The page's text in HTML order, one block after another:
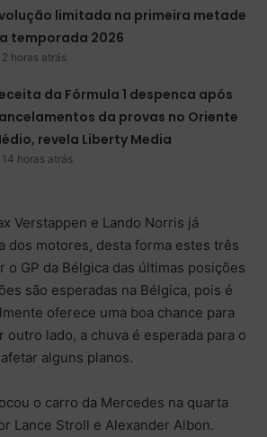
limitada na primeira metade
temporada 2026
2 horas atrás
da Fórmula 1 despenca após
da provas no Oriente
revela Liberty Media
14 horas atrás
Verstappen e Lando Norris já
dos motores, desta forma estes três
o GP da Bélgica das últimas posições
são esperadas na Bélgica, pois é
oferece uma boa chance para
outro lado, a chuva é esperada para o
alguns planos.
o carro da Mercedes na quarta
Lance Stroll e Alexander Albon.